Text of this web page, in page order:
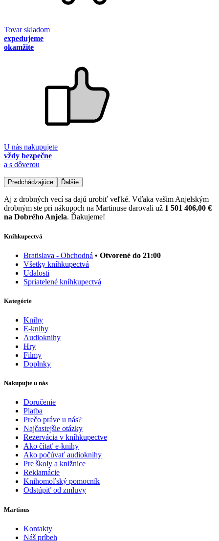
Tovar skladom
expedujeme
okamžite
U nás nakupujete
vždy bezpečne
a s dôverou
Predchádzajúce Ďalšie
Aj z drobných vecí sa dajú urobiť veľké. Vďaka vašim Anjelským
drobným ste pri nákupoch na Martinuse darovali už 1 501 406,00 €
na Dobrého Anjela. Ďakujeme!
Kníhkupectvá
Bratislava - Obchodná • Otvorené do 21:00
Všetky kníhkupectvá
Udalosti
Spriatelené kníhkupectvá
Kategórie
Knihy
E-knihy
Audioknihy
Hry
Filmy
Doplnky
Nakupujte u nás
Doručenie
Platba
Prečo práve u nás?
Najčastejšie otázky
Rezervácia v kníhkupectve
Ako čítať e-knihy
Ako počúvať audioknihy
Pre školy a knižnice
Reklamácie
Knihomoľský pomocník
Odstúpiť od zmluvy
Martinus
Kontakty
Náš príbeh